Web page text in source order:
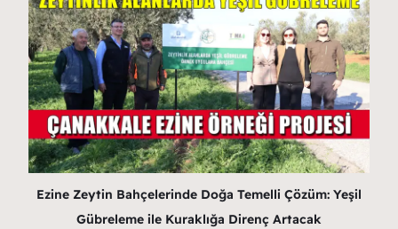
Ezine Zeytin Bahçelerinde Doğa Temelli Çözüm: Yeşil
Gübreleme ile Kuraklığa Direnç Artacak